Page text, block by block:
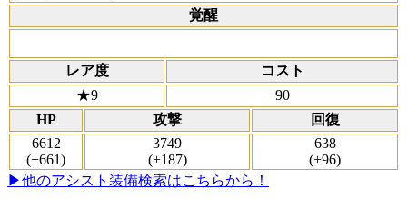
覚醒
レア度
コスト
★9
90
HP
攻撃
回復
6612
(+661)
3749
(+187)
638
(+96)
▶他のアシスト装備検索はこちらから！